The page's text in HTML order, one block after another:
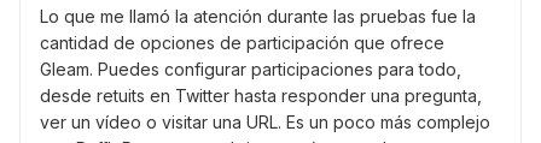
Lo que me llamó la atención durante las pruebas fue la
cantidad de opciones de participación que ofrece
Gleam. Puedes configurar participaciones para todo,
desde retuits en Twitter hasta responder una pregunta,
ver un vídeo o visitar una URL. Es un poco más complejo